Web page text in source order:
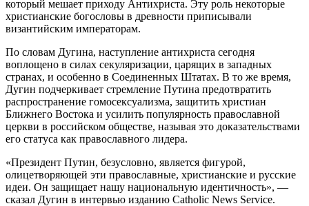
который мешает приходу Антихриста. Эту роль некоторые
христианские богословы в древности приписывали
византийским императорам.
По словам Дугина, наступление антихриста сегодня
воплощено в силах секуляризации, царящих в западных
странах, и особенно в Соединенных Штатах. В то же время,
Дугин подчеркивает стремление Путина предотвратить
распространение гомосексуализма, защитить христиан
Ближнего Востока и усилить популярность православной
церкви в российском обществе, называя это доказательствами
его статуса как православного лидера.
«Президент Путин, безусловно, является фигурой,
олицетворяющей эти православные, христианские и русские
идеи. Он защищает нашу национальную идентичность», —
сказал Дугин в интервью изданию Catholic News Service.